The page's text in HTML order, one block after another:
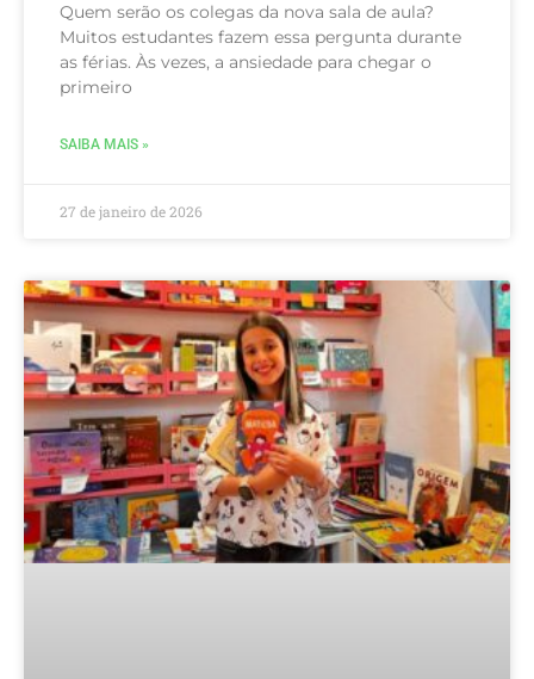
Quem serão os colegas da nova sala de aula?
Muitos estudantes fazem essa pergunta durante
as férias. Às vezes, a ansiedade para chegar o
primeiro
SAIBA MAIS »
27 de janeiro de 2026